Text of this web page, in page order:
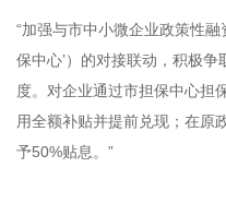
“加强与市中小微企业政策性
保中心’）的对接联动，积极
度。对企业通过市担保中心担
用全额补贴并提前兑现；在原
予50%贴息。”